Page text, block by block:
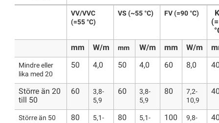
VV/VVC
(=55 °C)
VS (~55 °C) FV (=90 °C)
mm W/m mm W/m mm W/m
Mindre eller
lika med 20
50 4,0 50 4,0 60 8,0
Större än 20
till 50
60
3,8-
5,9
60
3,8-
5,9
80
7,2-
10,9
Större än 50
80
5,1-
80
5,1-
100
9,8-